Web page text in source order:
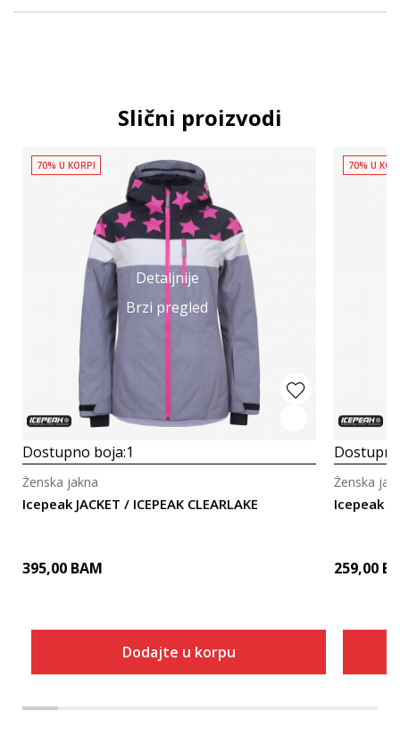
Slični proizvodi
Detaljnije
Brzi pregled
70% U KORPI
Dostupno boja:1
Icepeak JACKET / ICEPEAK CLEARLAKE
Ženska jakna
395,00 BAM
Dodajte u korpu
70% U
Icepeak
Ženska
259,00